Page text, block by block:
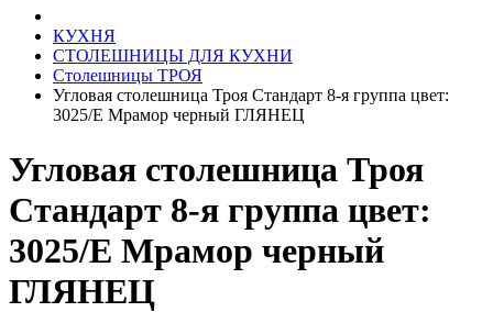
КУХНЯ
СТОЛЕШНИЦЫ ДЛЯ КУХНИ
Столешницы ТРОЯ
Угловая столешница Троя Стандарт 8-я группа цвет:
3025/E Мрамор черный ГЛЯНЕЦ
Угловая столешница Троя
Стандарт 8-я группа цвет:
3025/E Мрамор черный
ГЛЯНЕЦ